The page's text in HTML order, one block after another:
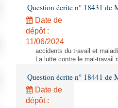
Budget et sécurité sociale
Questions écrites et orales
Comptes rendus des débats
Question écrite n° 18431 de
Date de
dépôt :
11/06/2024
accidents du travail et
La lutte contre le mal-travail
Question écrite n° 18441 de
Date de
dépôt :